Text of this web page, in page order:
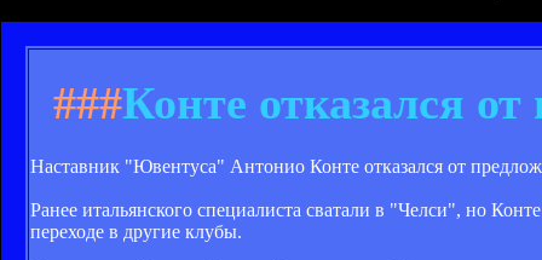
###Конте отказался
Наставник "Ювентуса" Антонио Конте отказался от
Ранее итальянского специалиста сватали в "Челси", но
переходе в другие клубы.